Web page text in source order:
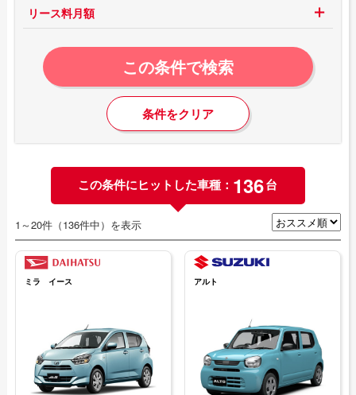
リース料月額
この条件で検索
条件をクリア
この条件にヒットした車種： 136台
1～20件（136件中）を表示
ミラ イース アルト